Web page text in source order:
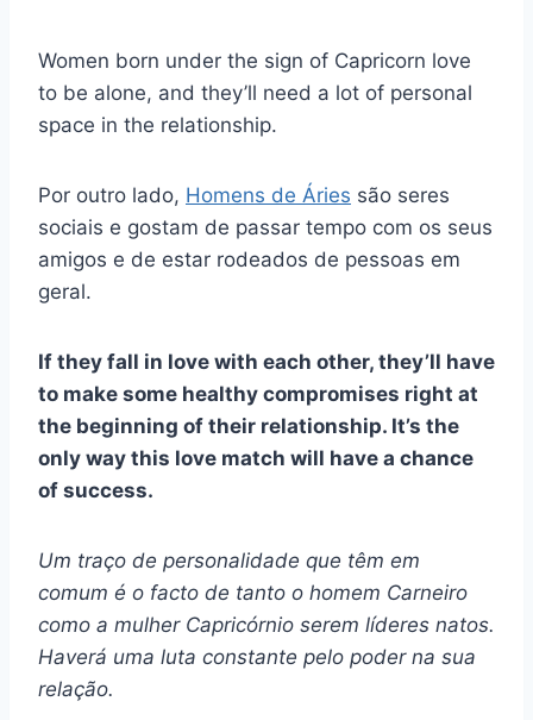
Women born under the sign of Capricorn love
to be alone, and they’ll need a lot of personal
space in the relationship.
Por outro lado, Homens de Áries são seres
sociais e gostam de passar tempo com os seus
amigos e de estar rodeados de pessoas em
geral.
If they fall in love with each other, they’ll have
to make some healthy compromises right at
the beginning of their relationship. It’s the
only way this love match will have a chance
of success.
Um traço de personalidade que têm em
comum é o facto de tanto o homem Carneiro
como a mulher Capricórnio serem líderes natos.
Haverá uma luta constante pelo poder na sua
relação.